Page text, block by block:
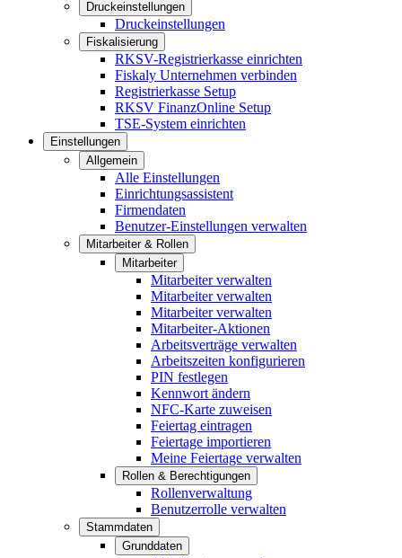
Druckeinstellungen
Druckeinstellungen
Fiskalisierung
RKSV-Registrierkasse einrichten
Fiskaly Unternehmen verbinden
Registrierkasse Setup
RKSV FinanzOnline Setup
TSE-System einrichten
Einstellungen
Allgemein
Alle Einstellungen
Einrichtungsassistent
Firmendaten
Benutzer-Einstellungen verwalten
Mitarbeiter & Rollen
Mitarbeiter
Mitarbeiter verwalten
Mitarbeiter verwalten
Mitarbeiter verwalten
Mitarbeiter-Aktionen
Arbeitsverträge verwalten
Arbeitszeiten konfigurieren
PIN festlegen
Kennwort ändern
NFC-Karte zuweisen
Feiertag eintragen
Feiertage importieren
Meine Feiertage verwalten
Rollen & Berechtigungen
Rollenverwaltung
Benutzerrolle verwalten
Stammdaten
Grunddaten